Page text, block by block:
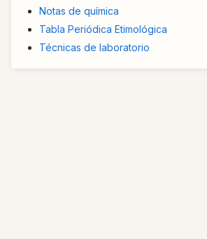
Notas de química
Tabla Periódica Etimológica
Técnicas de laboratorio